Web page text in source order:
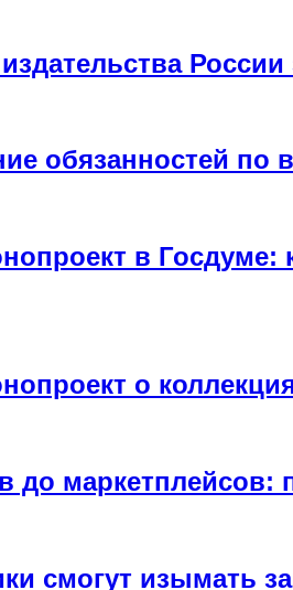
обязанностей
в Госдуме:
о
до
смогут изымать